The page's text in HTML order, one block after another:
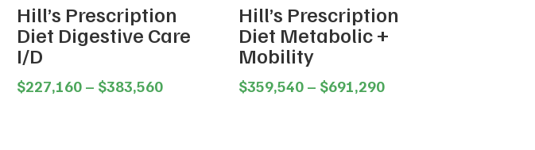
Hill’s Prescription
Diet Digestive Care
I/D
$227,160 – $383,560Price
Hill’s Prescription
Diet Metabolic +
Mobility
$359,540 – $691,290Price